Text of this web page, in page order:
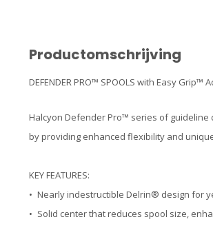
Productomschrijving
DEFENDER PRO™ SPOOLS with Easy Grip™
Halcyon Defender Pro™ series of
by providing enhanced flexibility and
KEY FEATURES:
• Nearly indestructible Delrin® design for
• Solid center that reduces spool size,